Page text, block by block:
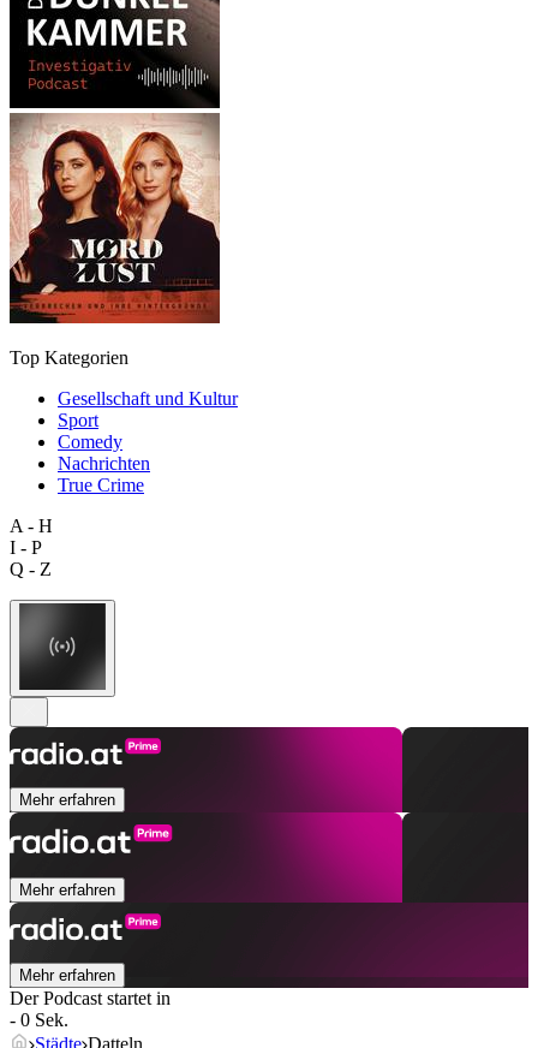
Top Kategorien
Gesellschaft und Kultur
Sport
Comedy
Nachrichten
True Crime
A - H
I - P
Q - Z
Mehr erfahren
Mehr erfahren
Mehr erfahren
Der Podcast startet in
- 0 Sek.